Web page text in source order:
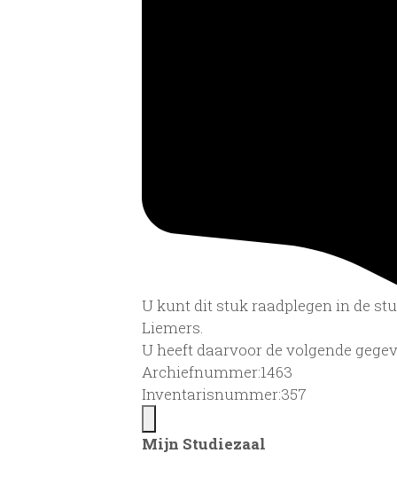
U kunt dit stuk raadplegen in de
Liemers.
U heeft daarvoor de volgende
Archiefnummer:1463
Inventarisnummer:357
Mijn Studiezaal